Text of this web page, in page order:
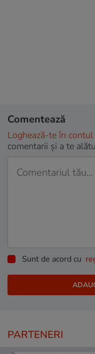
Comentează
Loghează-te în contul
comentarii și a te
Sunt de acord cu
PARTENERI